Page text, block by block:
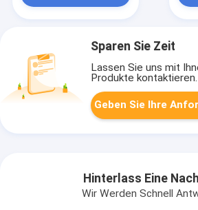
Sparen Sie Zeit
Lassen Sie uns mit
Produkte kontaktieren.
Geben Sie Ihre
Hinterlass Eine
Wir Werden Schnell